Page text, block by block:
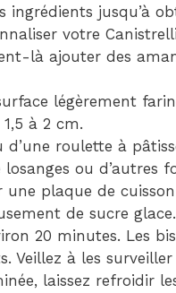
ingrédients jusqu’à
votre
là ajouter des
légèrement
à 2 cm.
d’une roulette à
ou d’autres
une plaque de
de sucre glace.
20 minutes. Les
Veillez à les
laissez refroidir